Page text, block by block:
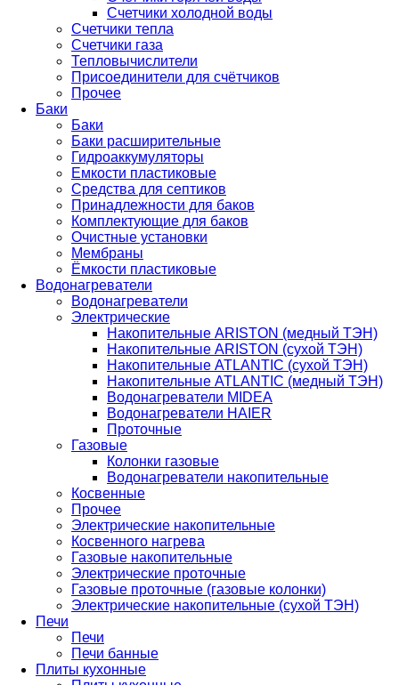
Счетчики холодной воды
Счетчики тепла
Счетчики газа
Тепловычислители
Присоединители для счётчиков
Прочее
Баки
Баки
Баки расширительные
Гидроаккумуляторы
Емкости пластиковые
Средства для септиков
Принадлежности для баков
Комплектующие для баков
Очистные установки
Мембраны
Ёмкости пластиковые
Водонагреватели
Водонагреватели
Электрические
Накопительные ARISTON (медный ТЭН)
Накопительные ARISTON (сухой ТЭН)
Накопительные ATLANTIC (сухой ТЭН)
Накопительные ATLANTIC (медный ТЭН)
Водонагреватели MIDEA
Водонагреватели HAIER
Проточные
Газовые
Колонки газовые
Водонагреватели накопительные
Косвенные
Прочее
Электрические накопительные
Косвенного нагрева
Газовые накопительные
Электрические проточные
Газовые проточные (газовые колонки)
Электрические накопительные (сухой ТЭН)
Печи
Печи
Печи банные
Плиты кухонные